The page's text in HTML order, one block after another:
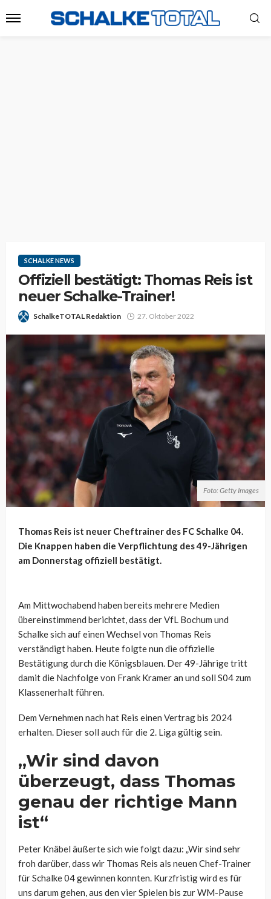
SCHALKE NEWS
Offiziell bestätigt: Thomas Reis ist
neuer Schalke-Trainer!
SchalkeTOTAL Redaktion 27. Oktober 2022
Foto: Getty Images
Thomas Reis ist neuer Cheftrainer des FC Schalke 04.
Die Knappen haben die Verpflichtung des 49-Jährigen
am Donnerstag offiziell bestätigt.
Am Mittwochabend haben bereits mehrere Medien
übereinstimmend berichtet, dass der VfL Bochum und
Schalke sich auf einen Wechsel von Thomas Reis
verständigt haben. Heute folgte nun die offizielle
Bestätigung durch die Königsblauen. Der 49-Jährige tritt
damit die Nachfolge von Frank Kramer an und soll S04 zum
Klassenerhalt führen.
Dem Vernehmen nach hat Reis einen Vertrag bis 2024
erhalten. Dieser soll auch für die 2. Liga gültig sein.
„Wir sind davon
überzeugt, dass Thomas
genau der richtige Mann
ist“
Peter Knäbel äußerte sich wie folgt dazu: „Wir sind sehr
froh darüber, dass wir Thomas Reis als neuen Chef-Trainer
für Schalke 04 gewinnen konnten. Kurzfristig wird es für
uns darum gehen, aus den vier Spielen bis zur WM-Pause